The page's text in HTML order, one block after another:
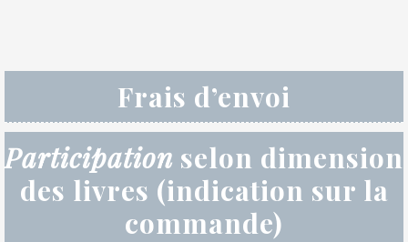
Frais d’envoi
Participation selon dimension
des livres (indication sur la
commande)